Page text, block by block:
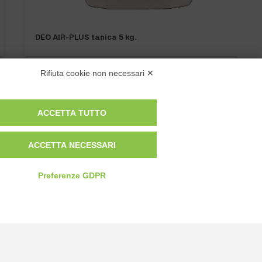
DEO AIR-PLUS tanica 5 kg.
Cookie Policy
Rifiuta cookie non necessari ✕
ACCETTA TUTTO
ACCETTA NECESSARI
Preferenze GDPR